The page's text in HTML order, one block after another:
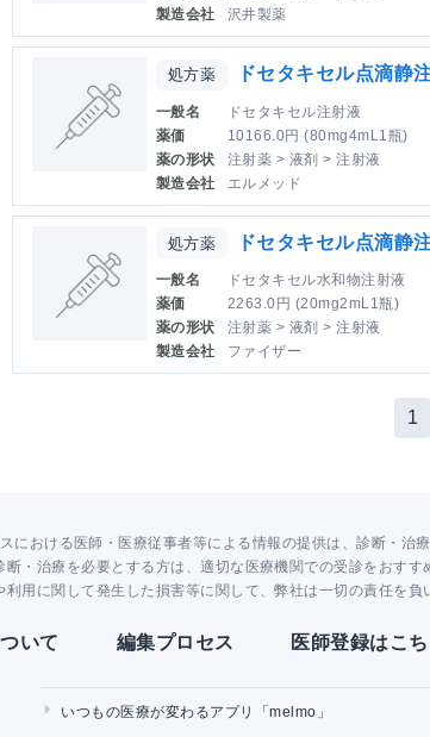
製造会社
沢井製薬
処方薬 ドセタキセル点滴静
一般名
ドセタキセル注射液
薬価
10166.0円 (80mg4mL1瓶)
薬の形状
注射薬 > 液剤 > 注射液
製造会社
エルメッド
処方薬 ドセタキセル点滴静
一般名
ドセタキセル水和物注射液
薬価
2263.0円 (20mg2mL1瓶)
薬の形状
注射薬 > 液剤 > 注射液
製造会社
ファイザー
1
における医師・医療従事者等による情報の提供は、診断・治
断・治療を必要とする方は、適切な医療機関での受診をおすす
用に関して発生した損害等に関して、弊社は一切の責任を負
いて 編集プロセス 医師登録はこち
いつもの医療が変わるアプリ「melmo」